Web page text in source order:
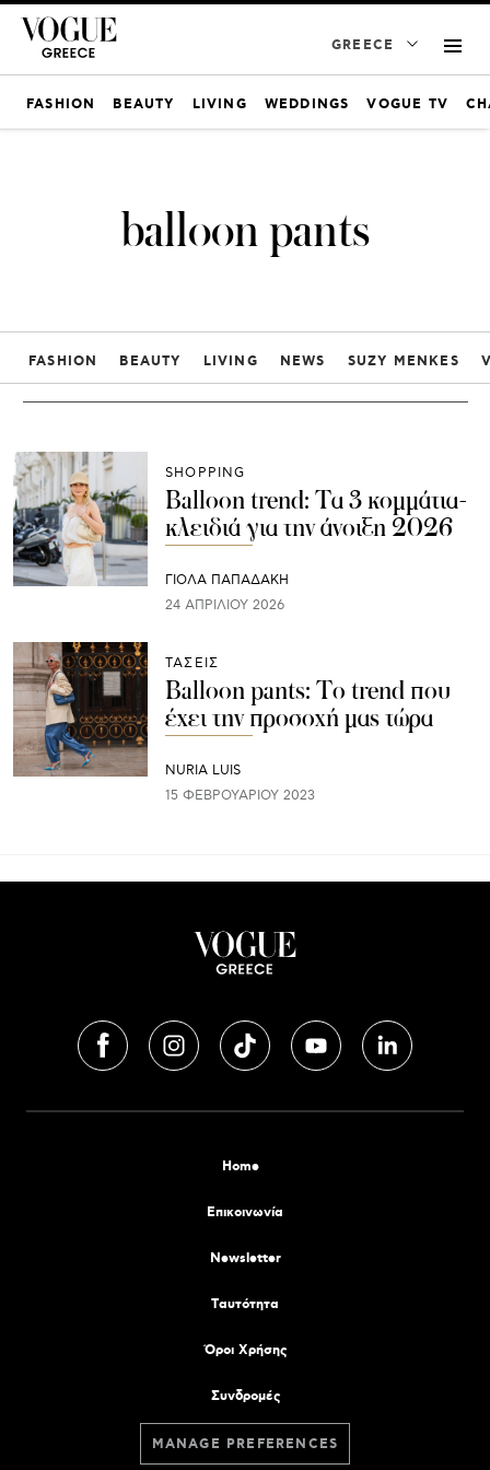
GREECE
FASHION BEAUTY LIVING WEDDINGS VOGUE TV
balloon pants
FASHION BEAUTY LIVING NEWS SUZY MENKES
SHOPPING
Balloon trend: Τα 3 κομμάτια-
κλειδιά για την άνοιξη 2026
ΓΙΌΛΑ ΠΑΠΑΔΆΚΗ
24 ΑΠΡΙΛΊΟΥ 2026
ΤΑΣΕΙΣ
Balloon pants: To trend που
έχει την προσοχή μας τώρα
NURIA LUIS
15 ΦΕΒΡΟΥΑΡΊΟΥ 2023
Home
Επικοινωνία
Newsletter
Tαυτότητα
Όροι Χρήσης
Συνδρομές
MANAGE PREFERENCES